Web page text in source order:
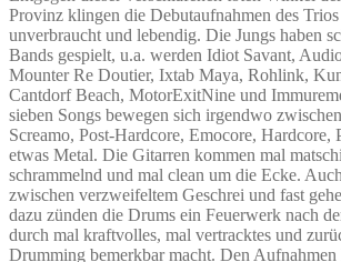
Provinz klingen die Debutaufnahmen des
unverbraucht und lebendig. Die Jungs haben
Bands gespielt, u.a. werden Idiot Savant,
Mounter Re Doutier, Ixtab Maya, Rohlink,
Cantdorf Beach, MotorExitNine und
sieben Songs bewegen sich irgendwo
Screamo, Post-Hardcore, Emocore, Hardcore,
etwas Metal. Die Gitarren kommen mal
schrammelnd und mal clean um die Ecke.
zwischen verzweifeltem Geschrei und fast
dazu zünden die Drums ein Feuerwerk nach
durch mal kraftvolles, mal vertracktes und
Drumming bemerkbar macht. Den Aufnahmen